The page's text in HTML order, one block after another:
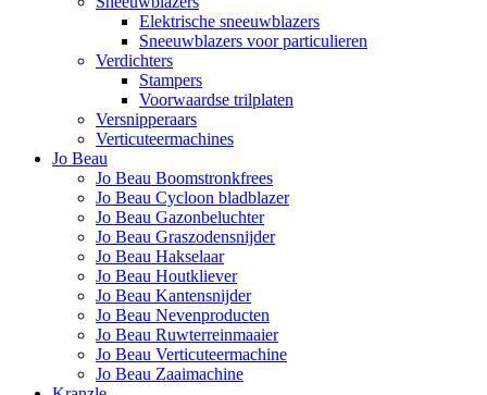
Elektrische sneeuwblazers
Sneeuwblazers voor particulieren
Verdichters
Stampers
Voorwaardse trilplaten
Versnipperaars
Verticuteermachines
Jo Beau
Jo Beau Boomstronkfrees
Jo Beau Cycloon bladblazer
Jo Beau Gazonbeluchter
Jo Beau Graszodensnijder
Jo Beau Hakselaar
Jo Beau Houtkliever
Jo Beau Kantensnijder
Jo Beau Nevenproducten
Jo Beau Ruwterreinmaaier
Jo Beau Verticuteermachine
Jo Beau Zaaimachine